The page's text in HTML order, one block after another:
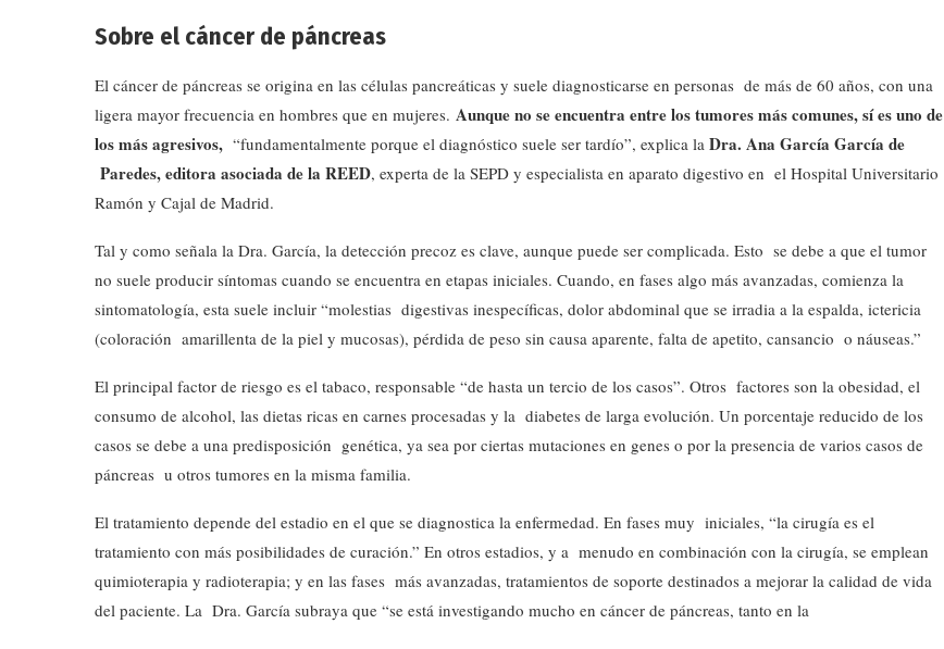
Sobre el cáncer de páncreas
El cáncer de páncreas se origina en las células pancreáticas y suele diagnosticarse en personas de más de 60 años, con una
ligera mayor frecuencia en hombres que en mujeres. Aunque no se encuentra entre los tumores más comunes, sí es uno de
los más agresivos, “fundamentalmente porque el diagnóstico suele ser tardío”, explica la Dra. Ana García García de
Paredes, editora asociada de la REED, experta de la SEPD y especialista en aparato digestivo en el Hospital Universitario
Ramón y Cajal de Madrid.
Tal y como señala la Dra. García, la detección precoz es clave, aunque puede ser complicada. Esto se debe a que el tumor
no suele producir síntomas cuando se encuentra en etapas iniciales. Cuando, en fases algo más avanzadas, comienza la
sintomatología, esta suele incluir “molestias digestivas inespecíficas, dolor abdominal que se irradia a la espalda, ictericia
(coloración amarillenta de la piel y mucosas), pérdida de peso sin causa aparente, falta de apetito, cansancio o náuseas.”
El principal factor de riesgo es el tabaco, responsable “de hasta un tercio de los casos”. Otros factores son la obesidad, el
consumo de alcohol, las dietas ricas en carnes procesadas y la diabetes de larga evolución. Un porcentaje reducido de los
casos se debe a una predisposición genética, ya sea por ciertas mutaciones en genes o por la presencia de varios casos de
páncreas u otros tumores en la misma familia.
El tratamiento depende del estadio en el que se diagnostica la enfermedad. En fases muy iniciales, “la cirugía es el
tratamiento con más posibilidades de curación.” En otros estadios, y a menudo en combinación con la cirugía, se emplean
quimioterapia y radioterapia; y en las fases más avanzadas, tratamientos de soporte destinados a mejorar la calidad de vida
del paciente. La Dra. García subraya que “se está investigando mucho en cáncer de páncreas, tanto en la